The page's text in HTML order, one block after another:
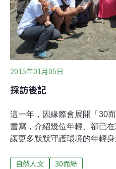
好戶外運動的父親，常帶著
斐悅小學五年級時，父親黃
保護協會，成為創始會員。
人。」包括徐仁修老師等人
2015年01月05日
採訪後記
這一年，因緣際會展開「30
書寫，介紹幾位年輕、卻已
讓更多默默守護環境的年輕
應多年來，對諸多角色的觀
自然人文 30而綠